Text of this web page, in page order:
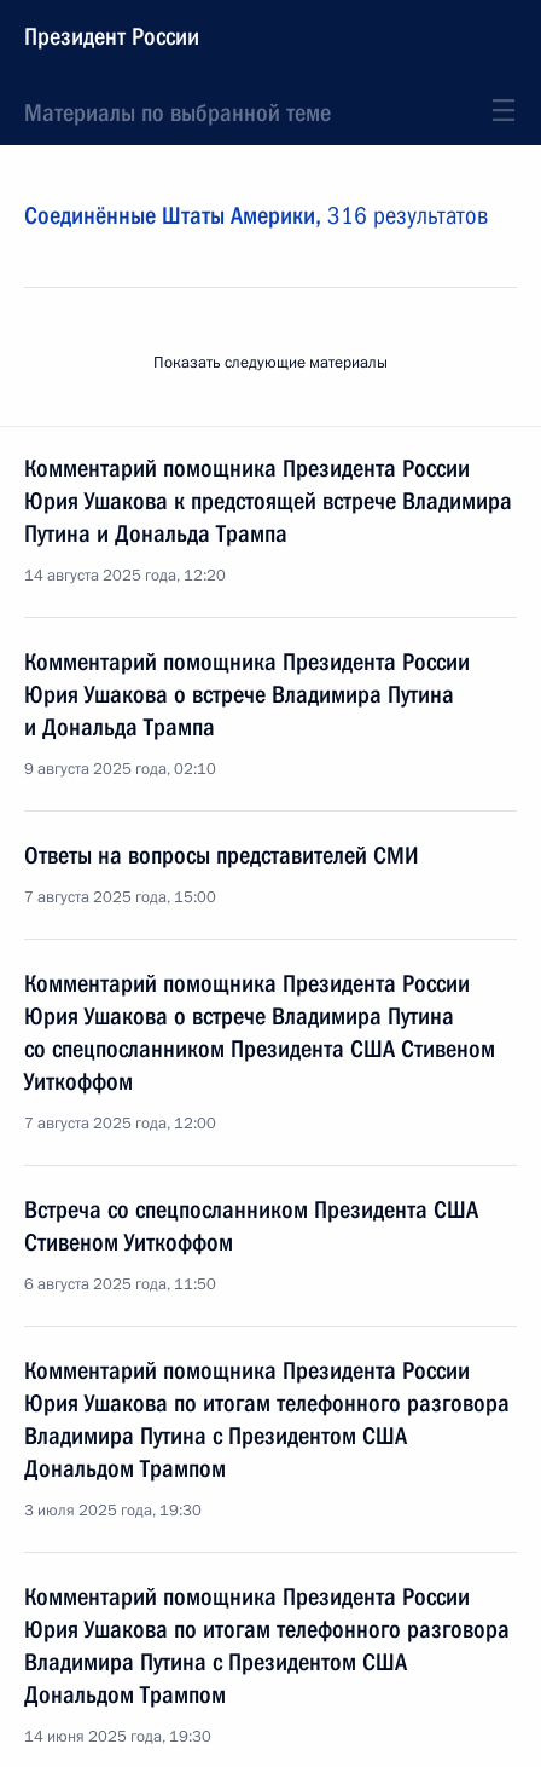
Президент России
Материалы по выбранной теме
Соединённые Штаты Америки, 316 результатов
Показать следующие материалы
Комментарий помощника Президента России
Юрия Ушакова к предстоящей встрече Владимира
Путина и Дональда Трампа
14 августа 2025 года, 12:20
Комментарий помощника Президента России
Юрия Ушакова о встрече Владимира Путина
и Дональда Трампа
9 августа 2025 года, 02:10
Ответы на вопросы представителей СМИ
7 августа 2025 года, 15:00
Комментарий помощника Президента России
Юрия Ушакова о встрече Владимира Путина
со спецпосланником Президента США Стивеном
Уиткоффом
7 августа 2025 года, 12:00
Встреча со спецпосланником Президента США
Стивеном Уиткоффом
6 августа 2025 года, 11:50
Комментарий помощника Президента России
Юрия Ушакова по итогам телефонного разговора
Владимира Путина с Президентом США
Дональдом Трампом
3 июля 2025 года, 19:30
Комментарий помощника Президента России
Юрия Ушакова по итогам телефонного разговора
Владимира Путина с Президентом США
Дональдом Трампом
14 июня 2025 года, 19:30